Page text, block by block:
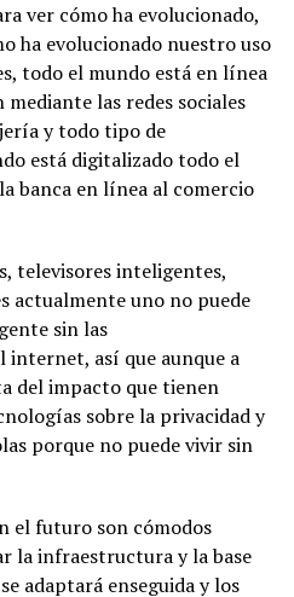
ver cómo ha evolucionado,
ha evolucionado nuestro uso
todo el mundo está en línea
las redes sociales
y todo tipo de
está digitalizado todo el
banca en línea al comercio
televisores inteligentes,
actualmente uno no puede
sin las
internet, así que aunque a
del impacto que tienen
sobre la privacidad y
porque no puede vivir sin
el futuro son cómodos
la infraestructura y la base
adaptará enseguida y los